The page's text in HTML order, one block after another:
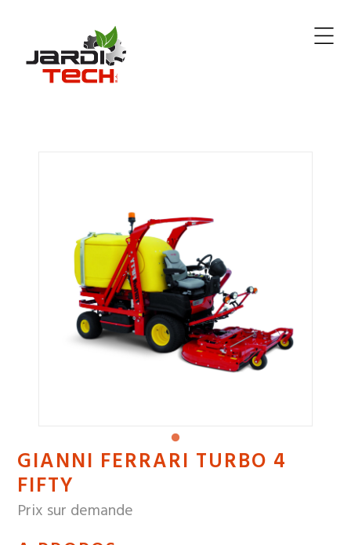
Jarditech
GIANNI FERRARI TURBO 4
FIFTY
Prix sur demande